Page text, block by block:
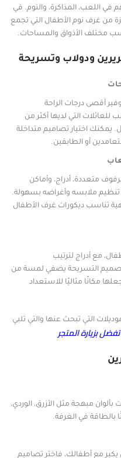
اللعب، المذاكرة، والنوم. في
من غرف نوم الأطفال التي تجمع
مختلف الأذواق والمساحات.
ودولاب وتسريحة
أقصى درجات الراحة
التي لديها أكثر من
اختيار تصاميم متداخلة
أو الطابقين.
متعددة، أدراج، وأماكن
ملابسه وأغراضه بسهولة.
تناسب ديكورات غرف الأطفال
مع أدراج لترتيب
تصميم التسريحة يضفي لمسة من
مكانًا مثاليًا للاستعداد
التي تبحث عنها والتي تلبي
تفضل بزيارة المتجر
بألوان مبهجة مثل الأزرق، الوردي،
بالطاقة في الغرفة.
يكبر مع أطفالك، فاختر تصاميم